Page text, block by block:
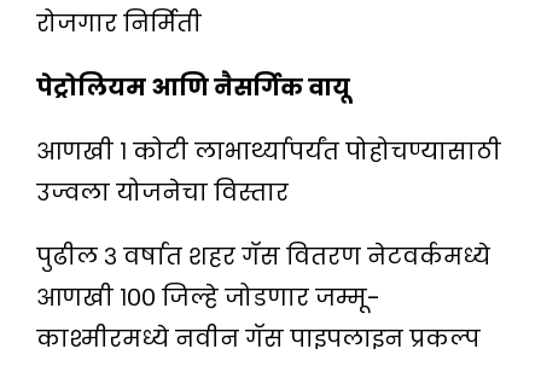
रोजगार निर्मिती
पेट्रोलियम आणि नैसर्गिक वायू
आणखी १ कोटी लाभार्थ्यापर्यंत पोहोचण्यासाठी
उज्वला योजनेचा विस्तार
पुढील ३ वर्षात शहर गॅस वितरण नेटवर्कमध्ये
आणखी १०० जिल्हे जोडणार जम्मू-
काश्मीरमध्ये नवीन गॅस पाइपलाइन प्रकल्प